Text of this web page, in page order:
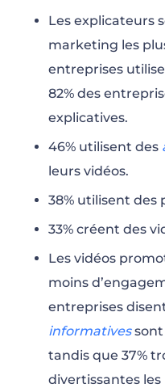
Les explicateurs
marketing les
entreprises
82% des
explicatives.
46% utilisent des
leurs vidéos.
38% utilisent des
33% créent des
Les vidéos
moins
entreprises
informatives
tandis que 37%
divertissantes les